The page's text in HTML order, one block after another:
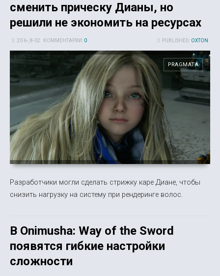
сменить прическу Дианы, но
решили не экономить на ресурсах
PUBLISHED: OXTON
20 6-, 8-02 КОММЕНТАРИИ: 0
PRAGMATA
Разработчики могли сделать стрижку каре Диане, чтобы
снизить нагрузку на систему при рендеринге волос.
В Onimusha: Way of the Sword
появятся гибкие настройки
сложности